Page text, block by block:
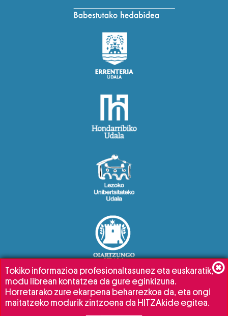
Tokiko informazioa profesionaltasunez eta euskaratik,
modu librean kontatzea da gure eginkizuna.
Horretarako zure ekarpena beharrezkoa da, eta ongi
maitatzeko modurik zintzoena da HITZAkide egitea.